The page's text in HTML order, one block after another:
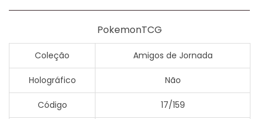
PokemonTCG
Coleção Amigos de Jornada
Holográfico Não
Código 17/159